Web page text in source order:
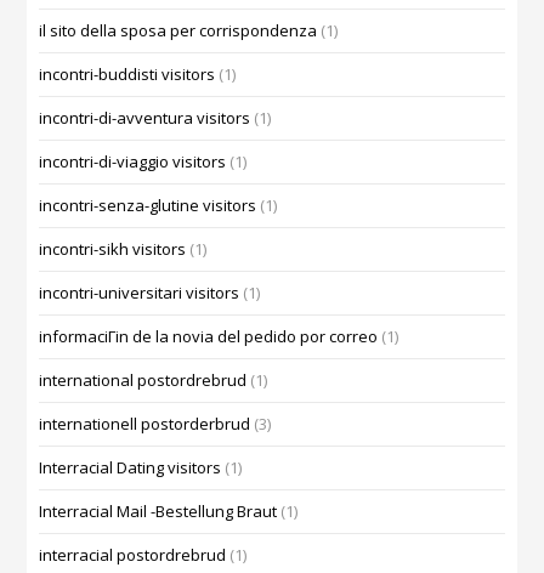
il sito della sposa per corrispondenza (1)
incontri-buddisti visitors (1)
incontri-di-avventura visitors (1)
incontri-di-viaggio visitors (1)
incontri-senza-glutine visitors (1)
incontri-sikh visitors (1)
incontri-universitari visitors (1)
informaciГіn de la novia del pedido por correo (1)
international postordrebrud (1)
internationell postorderbrud (3)
Interracial Dating visitors (1)
Interracial Mail -Bestellung Braut (1)
interracial postordrebrud (1)